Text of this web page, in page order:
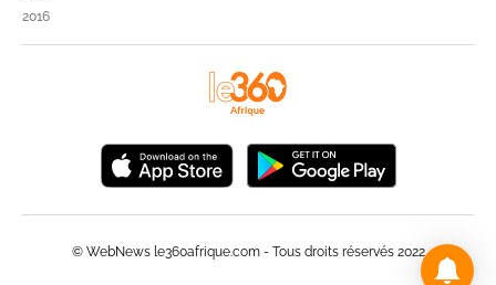
2016
© WebNews le360afrique.com - Tous droits réservés 2022